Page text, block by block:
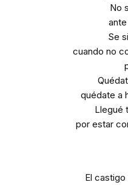
No
Se
cuando no
quédate a
Llegué
por estar
El